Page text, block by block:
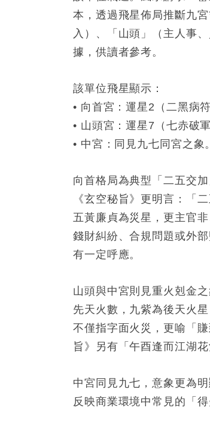
本，透過飛星佈局推斷九
入）、「山頭」（主人事
據，供讀者參考。
該單位飛星顯示：
• 向首宮：運星2（二黑病
• 山頭宮：運星7（七赤破
• 中宮：同見九七同宮之象。
向首格局為典型「二五交
《玄空秘旨》更明言：「
五黃廉貞為災星，更主官
錢財糾紛、合規問題或外
有一定呼應。
山頭與中宮則見重火剋金
先天火數，九紫為後天火
不僅指字面火災，更喻「
旨》另有「午酉逢而江湖
中宮同見九七，意象更為
反映商業環境中常見的「得